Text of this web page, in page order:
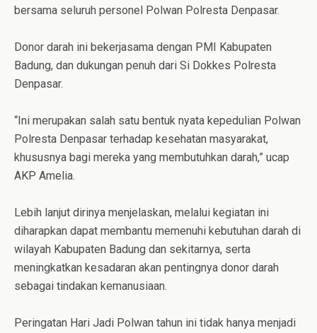
bersama seluruh personel Polwan Polresta Denpasar.
Donor darah ini bekerjasama dengan PMI Kabupaten
Badung, dan dukungan penuh dari Si Dokkes Polresta
Denpasar.
“Ini merupakan salah satu bentuk nyata kepedulian Polwan
Polresta Denpasar terhadap kesehatan masyarakat,
khususnya bagi mereka yang membutuhkan darah,” ucap
AKP Amelia.
Lebih lanjut dirinya menjelaskan, melalui kegiatan ini
diharapkan dapat membantu memenuhi kebutuhan darah di
wilayah Kabupaten Badung dan sekitarnya, serta
meningkatkan kesadaran akan pentingnya donor darah
sebagai tindakan kemanusiaan.
Peringatan Hari Jadi Polwan tahun ini tidak hanya menjadi